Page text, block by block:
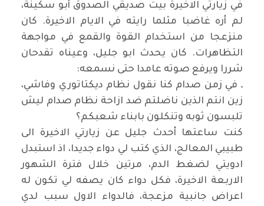
في زيارتي الاخيرة بيت صديقي الصدوق أبو سكينة،
لم أره غاضبا مثلما رايته في الايام الاخيرة. كان
منزعجا من استخدام القوة والقمع في مواجهة
التظاهرات. كان يحدث ابو جليل، وعيناه تقدحان
شررا ويرفع صوته عامدا حتى نسمعه:
ـ في زمن صدام كنا نقول نظام ديكتاتوري وفاشي،
زين انتم الذين ناضلتم ضد ازاحة نظام صدام ليش
تلبسون ثوبه وتنكلون بابناء شعبكم؟
كنت ساعتها أحدث جليل عن زيارتي الاخيرة الى
طبيبي المعالج، الذي كتب لي دواء جديدا، اذ استبدل
ادويتي لضغط الدم، مرتين خلال فترة الشهور
الاربعة الاخيرة، فكل دواء كان يصفه لي تكون له
اعراض جانبية مزعجة، فالدواء الاول سبب لدي